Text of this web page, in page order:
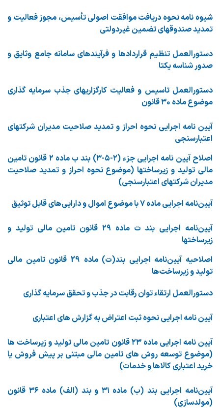
شیوه نامه نحوه دریافت موافقت اصولی تأسیس، مجوز فعالیت و
تمدید صندوقهای تضمین غیردولتی
دستورالعمل تنظیم قراردادها و فرآیندهای سامانه جامع وثایق و
صدور شناسه یکتا
دستورالعمل تاسیس و فعالیت کارگزاریهای جذب سرمایه گذاری
موضوع ماده ۳۰ قانون
آیین نامه اجرایی نحوه احراز و تمدید صلاحیت مدیران شرکتهای
اعتبارسنجی
اصلاح آیین نامه اجرایی جزء (۲-۵-۳) بند ب ماده ۲ قانون تامین
مالی تولید و زیرساختها (موضوع نحوه احراز و تمدید صلاحیت
مدیران شرکتهای اعتبارسنجی)
آیین‌نامه اجرایی ماده ۷ با موضوع اموال و دارایی‌های قابل توثیق
آیین‌نامه اجرایی بند ت ماده ۲۹ قانون تامین مالی تولید و
زیرساختها
اصلاحیه آیین‌نامه اجرایی بند(ت) ماده 29 قانون تامین مالی
تولید و زیرساخت‌ها
دستورالعمل ارتقاء توان رقابت در جذب و تحقق سرمایه گذاری
آیین نامه اجرایی نحوه ثبت اعتراض به گزارش های اعتباری
آیین نامه اجرایی ماده ۲۳ قانون تامین مالی تولید و زیرساخت ها
(موضوع توسعه روش های تامین مالی مبتنی بر پیش فروش یا
خرید اعتباری کالاها و خدمات)
آیین‌نامه اجرایی بند (ب) ماده ۳۱ و بند (الف) ماده ۳۶ قانون
(مولدسازی)